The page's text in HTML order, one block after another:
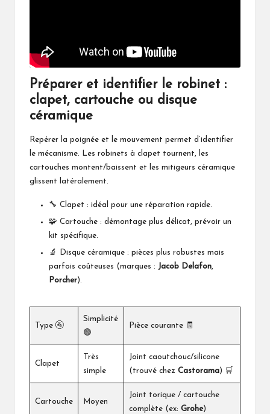
Préparer et identifier le robinet :
clapet, cartouche ou disque
céramique
Repérer la poignée et le mouvement permet d’identifier
le mécanisme. Les robinets à clapet tournent, les
cartouches montent/baissent et les mitigeurs céramique
glissent latéralement.
🔧 Clapet : idéal pour une réparation rapide.
🧩 Cartouche : démontage plus délicat, prévoir un
kit spécifique.
🔬 Disque céramique : pièces plus robustes mais
parfois coûteuses (marques : Jacob Delafon,
Porcher).
Type 🚰
Simplicité
🟢
Pièce courante 🧾
Clapet
Très
simple
Joint caoutchouc/silicone
(trouvé chez Castorama) 🛒
Cartouche Moyen
Joint torique / cartouche
complète (ex: Grohe)